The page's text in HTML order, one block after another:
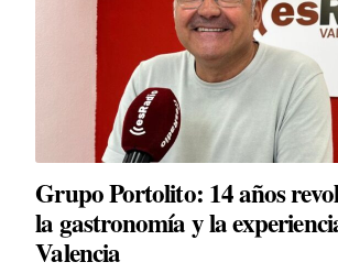
Grupo Portolito: 14 años
la gastronomía y la
Valencia